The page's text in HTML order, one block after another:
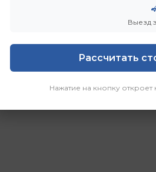
Выезд
Рассчитать
Нажатие на кнопку откроет